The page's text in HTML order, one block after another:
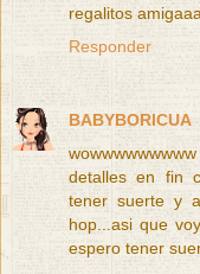
regalitos
Responder
BABYBORICUA
detalles en fin
tener suerte y
hop...asi que
espero tener